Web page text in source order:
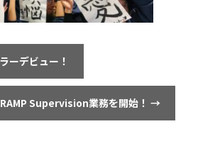
ーデビュー！
Supervision業務を開始！ →